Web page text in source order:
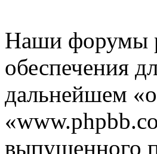
Наши форумы
обеспечения
дальнейшем
выпущенного